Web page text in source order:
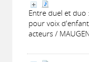
Entre duel et duo
pour voix
acteurs /